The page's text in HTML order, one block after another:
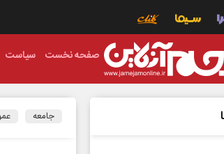
صفحه نخست سیاست
جامعه